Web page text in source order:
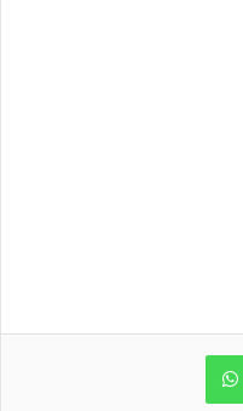
WhatsApp